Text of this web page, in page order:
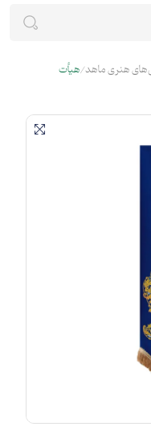
هنری ماهد هیأت